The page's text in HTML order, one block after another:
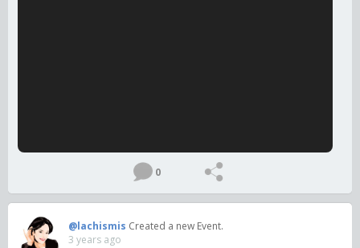
0
@lachismis Created a new Event.
3 years ago